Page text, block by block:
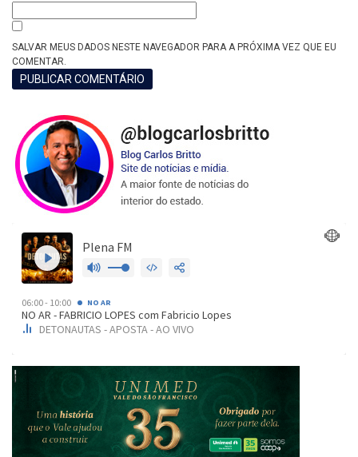
SALVAR MEUS DADOS NESTE NAVEGADOR PARA A PRÓXIMA VEZ QUE EU
COMENTAR.